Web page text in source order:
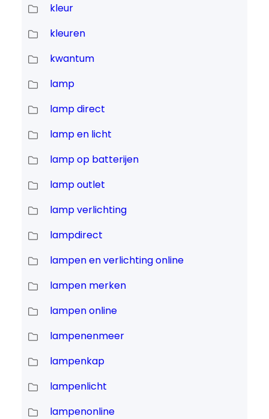
kleur
kleuren
kwantum
lamp
lamp direct
lamp en licht
lamp op batterijen
lamp outlet
lamp verlichting
lampdirect
lampen en verlichting online
lampen merken
lampen online
lampenenmeer
lampenkap
lampenlicht
lampenonline